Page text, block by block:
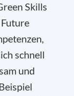
Skills
schnell
und